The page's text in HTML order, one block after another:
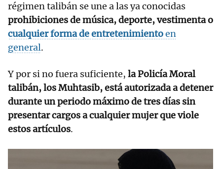
régimen talibán se une a las ya conocidas
prohibiciones de música, deporte, vestimenta o
cualquier forma de entretenimientoen
general.
Y por si no fuera suficiente, la Policía Moral
talibán, los Muhtasib, está autorizada a detener
durante un periodo máximo de tres días sin
presentar cargos a cualquier mujer que viole
estos artículos.